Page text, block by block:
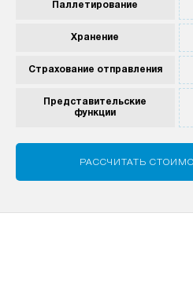
Паллетирование
Хранение
Страхование отправления
Представи­тельские
функции
РАССЧИТАТЬ